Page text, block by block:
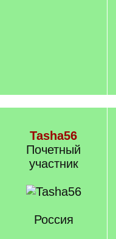
Tasha56
Почетный
учаcтник
Россия